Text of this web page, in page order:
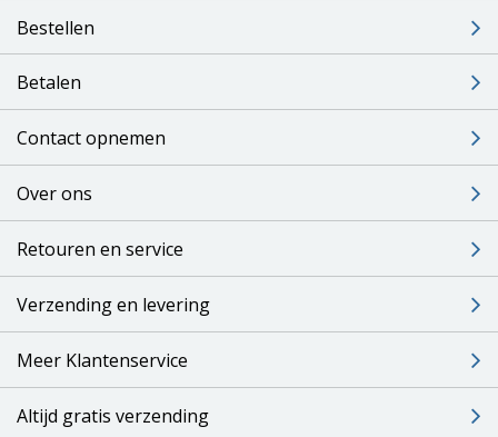
Bestellen
Betalen
Contact opnemen
Over ons
Retouren en service
Verzending en levering
Meer Klantenservice
Altijd gratis verzending